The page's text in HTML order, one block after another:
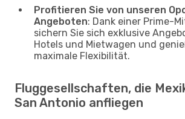
Profitieren Sie von unseren
Angeboten: Dank einer Prime-
sichern Sie sich exklusive
Hotels und Mietwagen und
maximale Flexibilität.
Fluggesellschaften, die
San Antonio anfliegen